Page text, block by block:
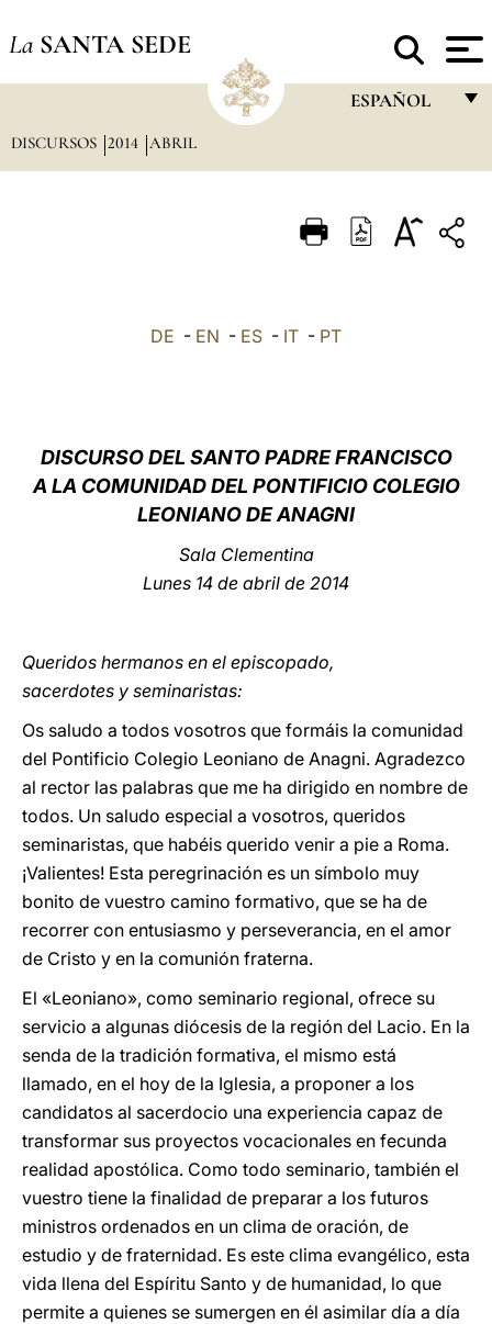
La SANTA SEDE
ESPAÑOL
ITALIANO
中文
LATINE
DISCURSOS 2014 ABRIL
DE - EN - ES - IT - PT
DISCURSO DEL SANTO PADRE FRANCISCO
A LA COMUNIDAD DEL PONTIFICIO COLEGIO
LEONIANO DE ANAGNI
Sala Clementina
Lunes 14 de abril de 2014
Queridos hermanos en el episcopado,
sacerdotes y seminaristas:
Os saludo a todos vosotros que formáis la comunidad
del Pontificio Colegio Leoniano de Anagni. Agradezco
al rector las palabras que me ha dirigido en nombre de
todos. Un saludo especial a vosotros, queridos
seminaristas, que habéis querido venir a pie a Roma.
¡Valientes! Esta peregrinación es un símbolo muy
bonito de vuestro camino formativo, que se ha de
recorrer con entusiasmo y perseverancia, en el amor
de Cristo y en la comunión fraterna.
El «Leoniano», como seminario regional, ofrece su
servicio a algunas diócesis de la región del Lacio. En la
senda de la tradición formativa, el mismo está
llamado, en el hoy de la Iglesia, a proponer a los
candidatos al sacerdocio una experiencia capaz de
transformar sus proyectos vocacionales en fecunda
realidad apostólica. Como todo seminario, también el
vuestro tiene la finalidad de preparar a los futuros
ministros ordenados en un clima de oración, de
estudio y de fraternidad. Es este clima evangélico, esta
vida llena del Espíritu Santo y de humanidad, lo que
permite a quienes se sumergen en él asimilar día a día